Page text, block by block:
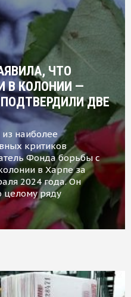
ЧТО
В КОЛОНИИ —
ДВЕ
наиболее
критиков
Фонда борьбы с
в Харпе за
2024 года. Он
целому ряду